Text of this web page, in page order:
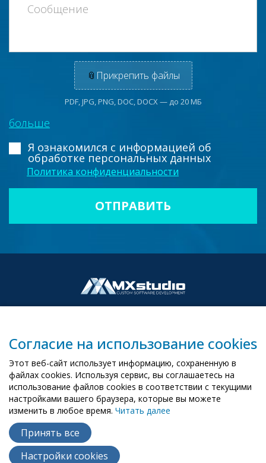
📎 Прикрепить файлы
PDF, JPG, PNG, DOC, DOCX — до 20 МБ
больше
Я ознакомился с информацией об
обработке персональных данных
Политика конфиденциальности
biuro@mx-studio.pl
+48 574 665 299
EN PL UA
Copyright © 2015
Согласие на использование cookies
Этот веб-сайт использует информацию, сохраненную в
файлах cookies. Используя сервис, вы соглашаетесь на
использование файлов cookies в соответствии с текущими
настройками вашего браузера, которые вы можете
изменить в любое время. Читать далее
Принять все
Настройки cookies